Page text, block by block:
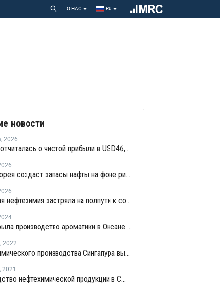
О НАС RU
новости
, 2026
LG Chem отчиталась о чистой прибыли в USD46,9 млн по итогам второго квартала 2026 года
Южная Корея создаст запасы нафты на фоне рисков, связанных с поставками с Ближнего Востока
Корейская нефтехимия застряла на полпути к сокращению мощностей
S-Oil закрыла производство ароматики в Онсане после пожара
, 2022
Объем химического производства Сингапура вырос на 1,2% в декабре
, 2021
Производство нефтехимической продукции в США в марте выросло на 4,1%